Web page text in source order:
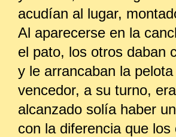
acudían al lugar,
Al aparecerse en la
el pato, los otros daban
y le arrancaban la
vencedor, a su turno,
alcanzado solía haber
con la diferencia que